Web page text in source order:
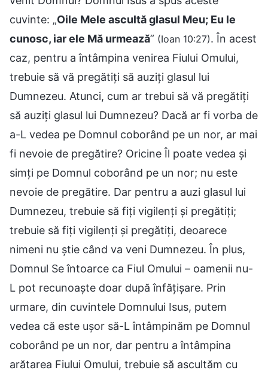
cuvinte: „Oile Mele ascultă glasul Meu; Eu le
cunosc, iar ele Mă urmează” (Ioan 10:27). În acest
caz, pentru a întâmpina venirea Fiului Omului,
trebuie să vă pregătiți să auziți glasul lui
Dumnezeu. Atunci, cum ar trebui să vă pregătiți
să auziți glasul lui Dumnezeu? Dacă ar fi vorba de
a-L vedea pe Domnul coborând pe un nor, ar mai
fi nevoie de pregătire? Oricine Îl poate vedea și
simți pe Domnul coborând pe un nor; nu este
nevoie de pregătire. Dar pentru a auzi glasul lui
Dumnezeu, trebuie să fiți vigilenți și pregătiți;
trebuie să fiți vigilenți și pregătiți, deoarece
nimeni nu știe când va veni Dumnezeu. În plus,
Domnul Se întoarce ca Fiul Omului – oamenii nu-
L pot recunoaște doar după înfățișare. Prin
urmare, din cuvintele Domnului Isus, putem
vedea că este ușor să-L întâmpinăm pe Domnul
coborând pe un nor, dar pentru a întâmpina
arătarea Fiului Omului, trebuie să ascultăm cu